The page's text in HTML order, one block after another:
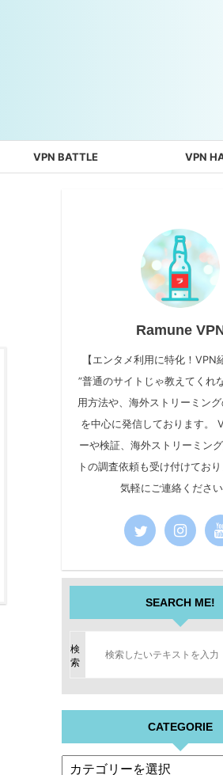
VPN BATTLE VPN
Ramune
【エンタメ利用に特化！VPN
”普通のサイトじゃ教えてくれ
用方法や、海外ストリーミン
を中心に発信しております。
ーや検証、海外ストリーミン
トの調査依頼も受け付けてお
気軽にご連絡くださ
SEARCH ME!
検
索
CATEGORIE